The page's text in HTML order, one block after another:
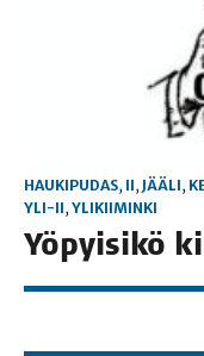
HAUKIPUDAS, II, JÄÄLI,
YLI-II, YLIKIIMINKI
Yöpyi­si­kö